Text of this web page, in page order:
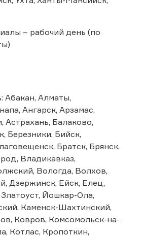
– рабочий день (по
Абакан, Алматы,
Ангарск, Арзамас,
Астрахань, Балаково,
Березники, Бийск,
Братск, Брянск,
Владикавказ,
Вологда, Волхов,
Дзержинск, Ейск, Елец,
Йошкар-Ола,
Каменск-Шахтинский,
Ковров, Комсомольск-на-
Котлас, Кропоткин,